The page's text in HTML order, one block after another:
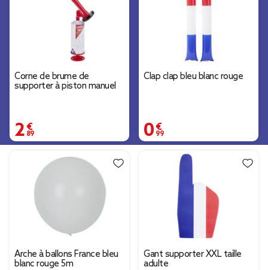
Corne de brume de
supporter à piston manuel
2,89 €
Clap clap bleu blanc rouge
0,99 €
Arche à ballons France bleu
blanc rouge 5m
Gant supporter XXL taille
adulte